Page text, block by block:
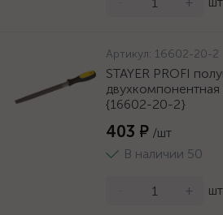
Артикул: 16602-20-2
STAYER PROFI
{16602-20-2}
403 ₽ /шт
В наличии 50
+ шт